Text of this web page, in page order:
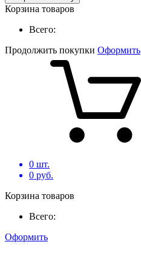
Корзина товаров
Всего:
Продолжить покупки Оформить
0 шт.
0 руб.
Корзина товаров
Всего:
Оформить